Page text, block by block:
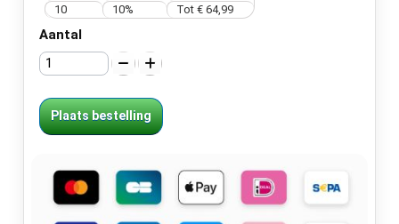
10
10% Tot € 64,99
Aantal
Plaats bestelling